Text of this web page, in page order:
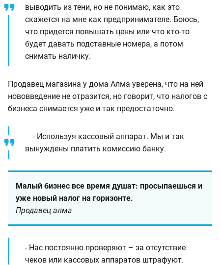
выводить из тени, но не понимаю, как это
скажется на мне как предпринимателе. Боюсь,
что придется повышать цены или что кто-то
будет давать подставные номера, а потом
снимать наличку.
Продавец магазина у дома Алма уверена, что на ней
нововведение не отразится, но говорит, что налогов с
бизнеса снимается уже и так предостаточно.
- Используя кассовый аппарат. Мы и так
вынуждены платить комиссию банку.
Малый бизнес все время душат: просыпаешься и
уже новый налог на горизонте.
Продавец алма
- Нас постоянно проверяют – за отсутствие
чеков или кассовых аппаратов штрафуют.